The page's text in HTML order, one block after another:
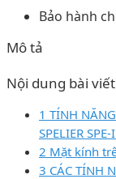
Bảo hành
Mô tả
Nội dung bài viết
1 TÍNH
SPELIER
2 Mặt kính
3 CÁC TÍNH